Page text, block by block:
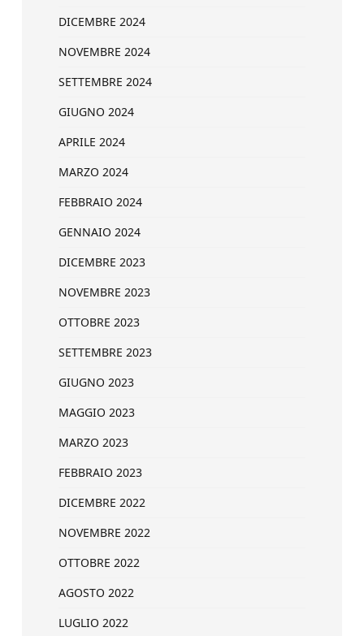
DICEMBRE 2024
NOVEMBRE 2024
SETTEMBRE 2024
GIUGNO 2024
APRILE 2024
MARZO 2024
FEBBRAIO 2024
GENNAIO 2024
DICEMBRE 2023
NOVEMBRE 2023
OTTOBRE 2023
SETTEMBRE 2023
GIUGNO 2023
MAGGIO 2023
MARZO 2023
FEBBRAIO 2023
DICEMBRE 2022
NOVEMBRE 2022
OTTOBRE 2022
AGOSTO 2022
LUGLIO 2022